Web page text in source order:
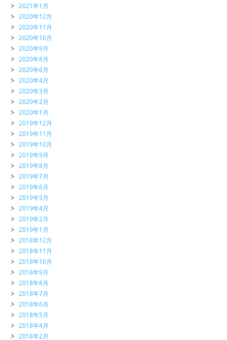
2021年1月
2020年12月
2020年11月
2020年10月
2020年9月
2020年8月
2020年6月
2020年4月
2020年3月
2020年2月
2020年1月
2019年12月
2019年11月
2019年10月
2019年9月
2019年8月
2019年7月
2019年6月
2019年5月
2019年4月
2019年2月
2019年1月
2018年12月
2018年11月
2018年10月
2018年9月
2018年8月
2018年7月
2018年6月
2018年5月
2018年4月
2018年2月